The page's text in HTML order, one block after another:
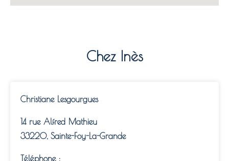
Chez Inès
Christiane Lesgourgues
14 rue Alfred Mathieu
33220, Sainte-Foy-La-Grande
Téléphone :